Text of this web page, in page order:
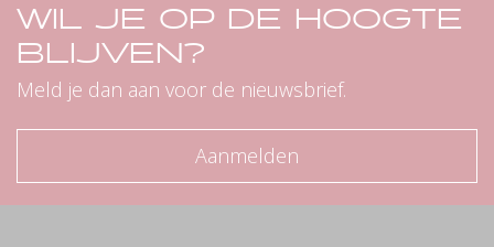
WIL JE OP DE HOOGTE
BLIJVEN?
Meld je dan aan voor de nieuwsbrief.
Aanmelden